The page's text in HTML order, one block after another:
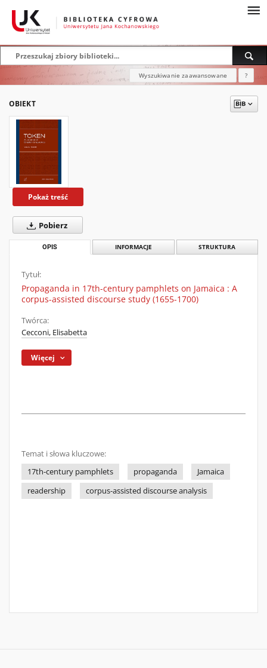
Wyszukiwanie zaawansowane ?
OBIEKT
Pokaż treść
Pobierz
OPIS INFORMACJE STRUKTURA
Tytuł:
Propaganda in 17th-century pamphlets on Jamaica : A
corpus-assisted discourse study (1655-1700)
Twórca:
Cecconi, Elisabetta
Więcej
Temat i słowa kluczowe:
17th-century pamphlets
propaganda
Jamaica
readership
corpus-assisted discourse analysis